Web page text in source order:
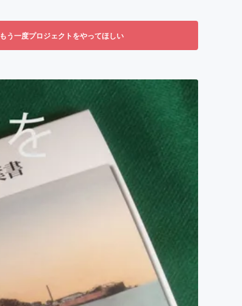
もう一度プロジェクトをやってほしい